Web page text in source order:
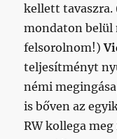
kellett tavaszra.
mondaton belül
felsorolnom!)
teljesítményt
némi
is bőven az
RW kollega